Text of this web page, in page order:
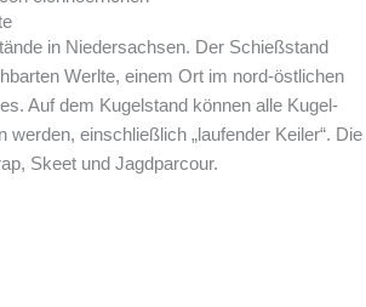
in Niedersachsen. Der Schießstand
Werlte, einem Ort im nord-östlichen
Auf dem Kugelstand können alle Kugel­
werden, einschließlich „laufender Keiler“. Die
Skeet und Jagdparcour.